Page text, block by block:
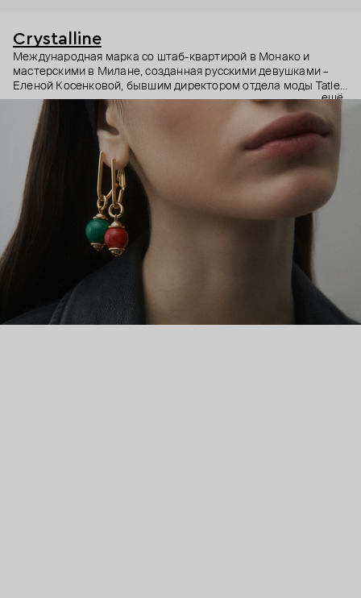
Crystalline
Международная марка со штаб-квартирой в Монако и
мастерскими в Милане, созданная русскими девушками –
Еленой Косенковой, бывшим директором отдела моды Tatler,
и Кирой Похитон, экс-издателем Vogue Russia. Украшения
бренда – это дизайн, вдохновленный современным
искусством и архитектурой, необычные и интересные
материалы: полудрагоценные и синтетические камни,
созданные и обработанные специально для бренда,
высокотехнологичный пластик. Новая коллекция вторит
супрематизму Казимира Малевича и его сподвижников.
ещё